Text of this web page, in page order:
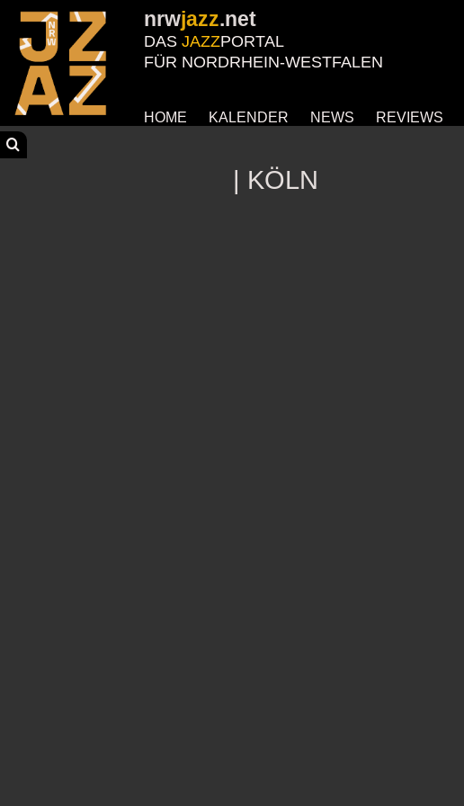
nrwjazz.net
DAS JAZZPORTAL
FÜR NORDRHEIN-WESTFALEN
HOME KALENDER NEWS REVIEWS
| KÖLN